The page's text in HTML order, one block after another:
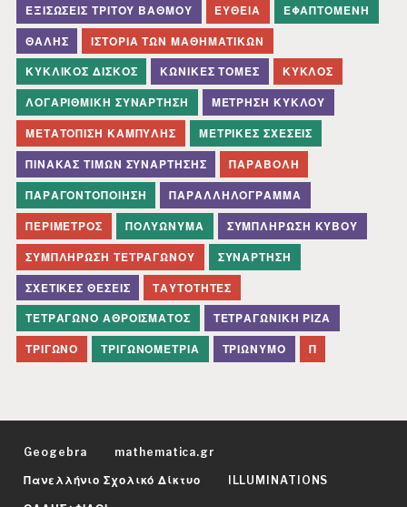
ΕΞΙΣΏΣΕΙΣ ΤΡΊΤΟΥ ΒΑΘΜΟΎ ΕΥΘΕΊΑ ΕΦΑΠΤΟΜΈΝΗ
ΘΑΛΉΣ ΙΣΤΟΡΊΑ ΤΩΝ ΜΑΘΗΜΑΤΙΚΏΝ
ΚΥΚΛΙΚΌΣ ΔΊΣΚΟΣ ΚΩΝΙΚΈΣ ΤΟΜΈΣ ΚΎΚΛΟΣ
ΛΟΓΑΡΙΘΜΙΚΉ ΣΥΝΆΡΤΗΣΗ ΜΈΤΡΗΣΗ ΚΎΚΛΟΥ
ΜΕΤΑΤΌΠΙΣΗ ΚΑΜΠΎΛΗΣ ΜΕΤΡΙΚΈΣ ΣΧΈΣΕΙΣ
ΠΊΝΑΚΑΣ ΤΙΜΏΝ ΣΥΝΆΡΤΗΣΗΣ ΠΑΡΑΒΟΛΉ
ΠΑΡΑΓΟΝΤΟΠΟΊΗΣΗ ΠΑΡΑΛΛΗΛΌΓΡΑΜΜΑ
ΠΕΡΊΜΕΤΡΟΣ ΠΟΛΥΏΝΥΜΑ ΣΥΜΠΛΉΡΩΣΗ ΚΎΒΟΥ
ΣΥΜΠΛΉΡΩΣΗ ΤΕΤΡΑΓΏΝΟΥ ΣΥΝΆΡΤΗΣΗ
ΣΧΕΤΙΚΈΣ ΘΈΣΕΙΣ ΤΑΥΤΌΤΗΤΕΣ
ΤΕΤΡΆΓΩΝΟ ΑΘΡΟΊΣΜΑΤΟΣ ΤΕΤΡΑΓΩΝΙΚΉ ΡΊΖΑ
ΤΡΊΓΩΝΟ ΤΡΙΓΩΝΟΜΕΤΡΊΑ ΤΡΙΏΝΥΜΟ Π
Geogebra mathematica.gr
Πανελλήνιο Σχολικό Δίκτυο ILLUMINATIONS